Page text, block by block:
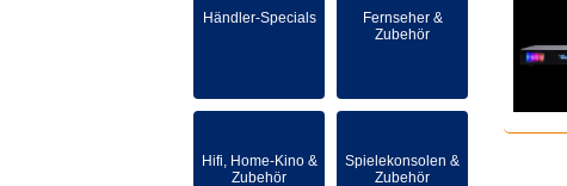
Händler-Specials
Fernseher &
Zubehör
Hifi, Home-Kino &
Zubehör
Spielekonsolen &
Zubehör